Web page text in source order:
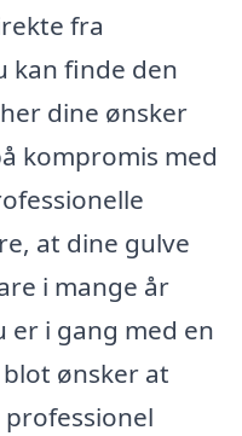
fra
kan finde den
dine ønsker
kompromis med
at dine gulve
i mange år
er i gang med en
ønsker at